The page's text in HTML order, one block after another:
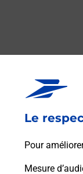
Le
Pour
Mesure